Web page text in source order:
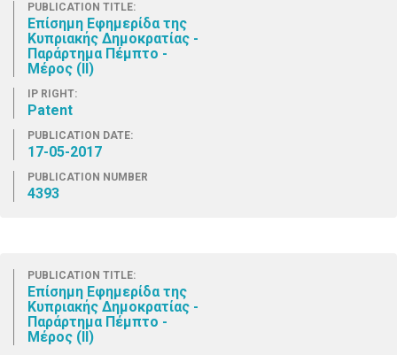
PUBLICATION TITLE:
Επίσημη Εφημερίδα της
Κυπριακής Δημοκρατίας -
Παράρτημα Πέμπτο -
Μέρος (ΙΙ)
IP RIGHT:
Patent
PUBLICATION DATE:
17-05-2017
PUBLICATION NUMBER
4393
PUBLICATION TITLE:
Επίσημη Εφημερίδα της
Κυπριακής Δημοκρατίας -
Παράρτημα Πέμπτο -
Μέρος (ΙΙ)